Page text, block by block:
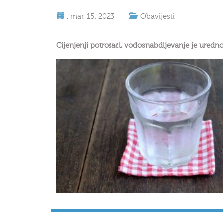
. mar, 15, 2023 Obavijesti
Cijenjenji potrošači, vodosnabdijevanje je